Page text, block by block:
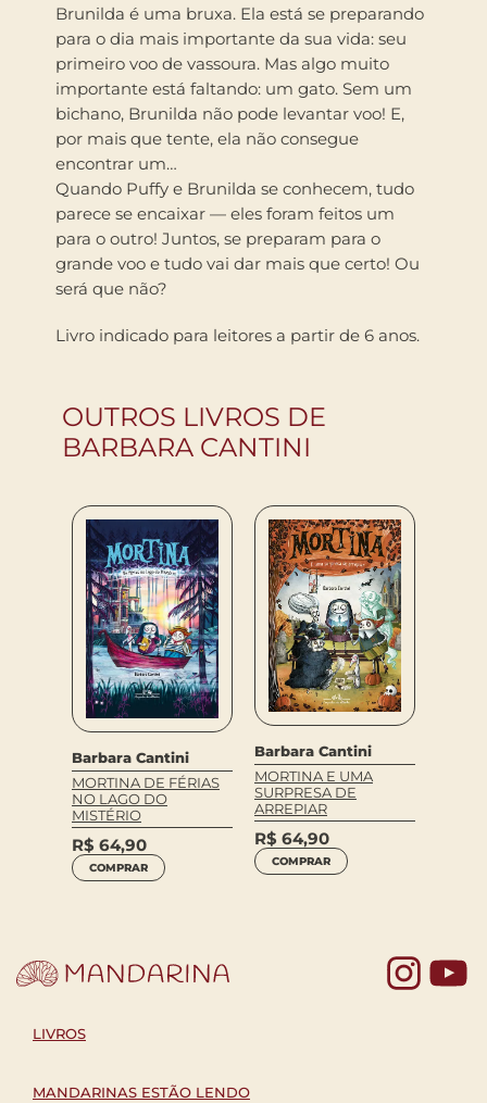
Brunilda é uma bruxa. Ela está se preparando
para o dia mais importante da sua vida: seu
primeiro voo de vassoura. Mas algo muito
importante está faltando: um gato. Sem um
bichano, Brunilda não pode levantar voo! E,
por mais que tente, ela não consegue
encontrar um…
Quando Puffy e Brunilda se conhecem, tudo
parece se encaixar — eles foram feitos um
para o outro! Juntos, se preparam para o
grande voo e tudo vai dar mais que certo! Ou
será que não?
Livro indicado para leitores a partir de 6 anos.
OUTROS LIVROS DE
BARBARA CANTINI
Barbara Cantini
MORTINA DE FÉRIAS
NO LAGO DO
MISTÉRIO
R$ 64,90
COMPRAR
Barbara Cantini
MORTINA E UMA
SURPRESA DE
ARREPIAR
R$ 64,90
COMPRAR
LIVROS
MANDARINAS ESTÃO LENDO